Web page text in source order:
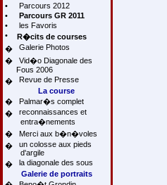
•
Parcours 2012
•
Parcours GR 2011
•
les Favoris
•
R�cits de courses
�
Galerie Photos
�
Vid�o Diagonale des
Fous 2006
�
Revue de Presse
La course
�
Palmar�s complet
�
reconnaissances et
entra�nements
�
Merci aux b�n�voles
�
un colosse aux pieds
d'argile
�
la diagonale des sous
Galerie de portraits